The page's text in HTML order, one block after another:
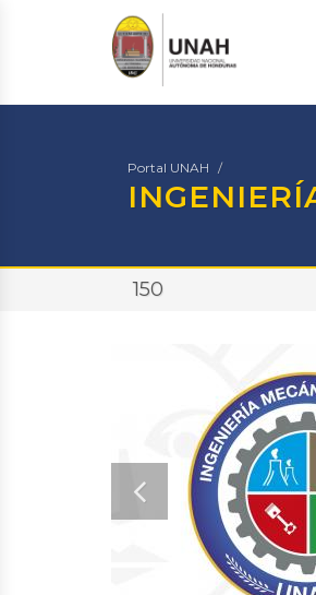
Portal UNAH
150